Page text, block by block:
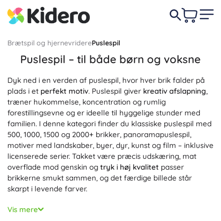
Brætspil og hjernevriderePuslespil
Puslespil – til både børn og voksne
Dyk ned i en verden af puslespil, hvor hver brik falder på
plads i et perfekt motiv. Puslespil giver kreativ afslapning,
træner hukommelse, koncentration og rumlig
forestillingsevne og er ideelle til hyggelige stunder med
familien. I denne kategori finder du klassiske puslespil med
500, 1000, 1500 og 2000+ brikker, panoramapuslespil,
motiver med landskaber, byer, dyr, kunst og film – inklusive
licenserede serier. Takket være præcis udskæring, mat
overflade mod genskin og tryk i høj kvalitet passer
brikkerne smukt sammen, og det færdige billede står
skarpt i levende farver.
Leder du efter en udfordring? Prøv
1000–5000 brikker, detaljerede motiver, uregelmæssige
Vis mere